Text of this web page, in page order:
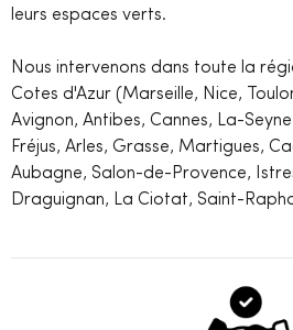
leurs espaces verts.
Nous intervenons dans toute la
Cotes d'Azur (Marseille, Nice,
Avignon, Antibes, Cannes, La-
Fréjus, Arles, Grasse, Martigues,
Aubagne, Salon-de-Provence,
Draguignan, La Ciotat, Saint-